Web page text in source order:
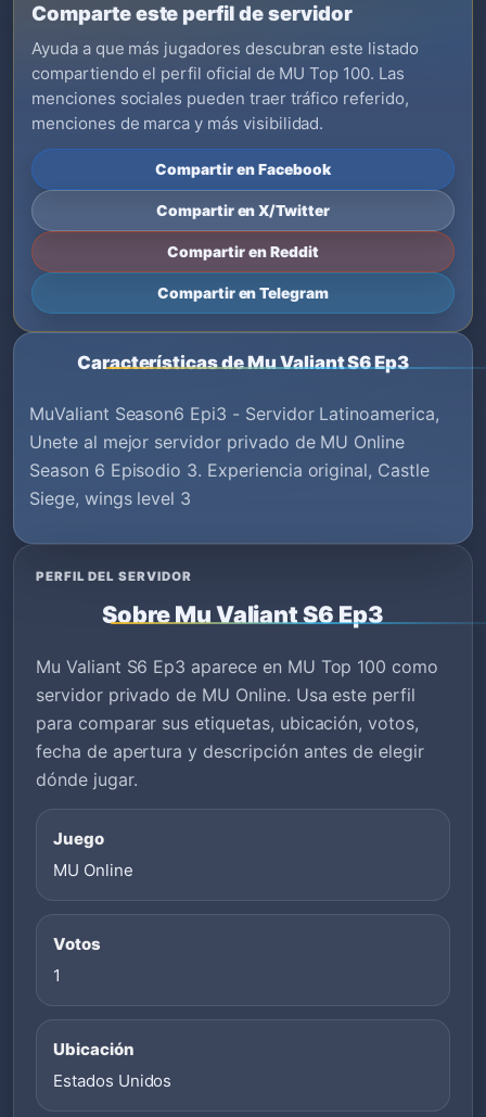
Comparte este perfil de servidor
Ayuda a que más jugadores descubran este listado
compartiendo el perfil oficial de MU Top 100. Las
menciones sociales pueden traer tráfico referido,
menciones de marca y más visibilidad.
Compartir en Facebook
Compartir en X/Twitter
Compartir en Reddit
Compartir en Telegram
Características de Mu Valiant S6 Ep3
MuValiant Season6 Epi3 - Servidor Latinoamerica,
Unete al mejor servidor privado de MU Online
Season 6 Episodio 3. Experiencia original, Castle
Siege, wings level 3
PERFIL DEL SERVIDOR
Sobre Mu Valiant S6 Ep3
Mu Valiant S6 Ep3 aparece en MU Top 100 como
servidor privado de MU Online. Usa este perfil
para comparar sus etiquetas, ubicación, votos,
fecha de apertura y descripción antes de elegir
dónde jugar.
Juego
MU Online
Votos
1
Ubicación
Estados Unidos